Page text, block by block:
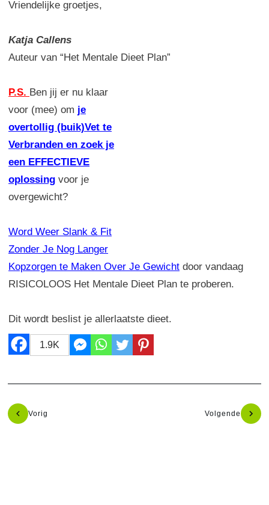
Vriendelijke groetjes,
Katja Callens
Auteur van “Het Mentale Dieet Plan”
P.S. Ben jij er nu klaar
voor (mee) om je
overtollig (buik)Vet te
Verbranden en zoek je
een EFFECTIEVE
oplossing voor je
overgewicht?
Word Weer Slank & Fit
Zonder Je Nog Langer
Kopzorgen te Maken Over Je Gewicht door vandaag
RISICOLOOS Het Mentale Dieet Plan te proberen.
Dit wordt beslist je allerlaatste dieet.
1.9K
Vorig Volgende